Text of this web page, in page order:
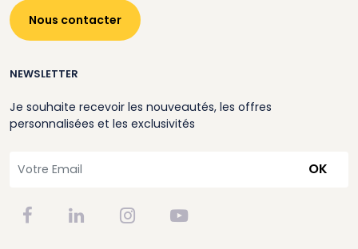
Nous contacter
NEWSLETTER
Je souhaite recevoir les nouveautés, les offres
personnalisées et les exclusivités
OK